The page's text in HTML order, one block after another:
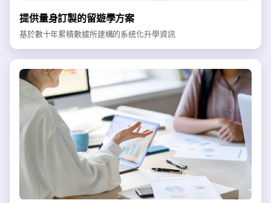
提供量身訂製的留遊學方案
基於數十年累積數據所建構的系統化升學資訊